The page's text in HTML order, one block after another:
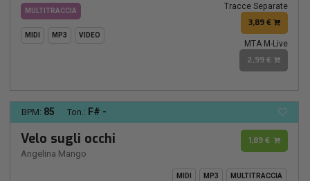
MULTITRACCIA
MIDI MP3 VIDEO
Tracce Separate
3,89 €
MTA M-Live
2,99 €
BPM: 85 Ton.: F# -
Velo sugli occhi
Angelina Mango
1,89 €
MIDI MP3 MULTITRACCIA